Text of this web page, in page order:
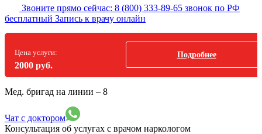
Звоните прямо сейчас: 8 (800) 333-89-65 звонок по РФ
бесплатный Запись к врачу онлайн
Цена услуги:
2000 руб.
Подробнее
Мед. бригад на линии – 8
Чат с доктором
Консультация об услугах с врачом наркологом